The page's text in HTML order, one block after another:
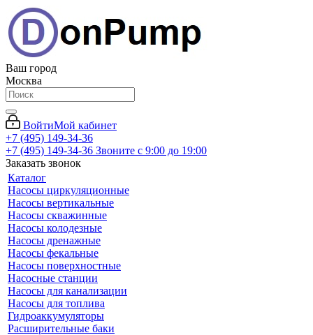
Ваш город
Москва
ВойтиМой кабинет
+7 (495) 149-34-36
+7 (495) 149-34-36 Звоните с 9:00 до 19:00
Заказать звонок
Каталог
Насосы циркуляционные
Насосы вертикальные
Насосы скважинные
Насосы колодезные
Насосы дренажные
Насосы фекальные
Насосы поверхностные
Насосные станции
Насосы для канализации
Насосы для топлива
Гидроаккумуляторы
Расширительные баки